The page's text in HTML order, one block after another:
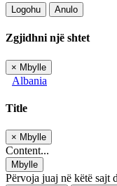
Logohu Anulo
Zgjidhni një shtet
× Mbylle
Albania
Title
× Mbylle
Content...
Mbylle
Përvoja juaj në këtë sajt